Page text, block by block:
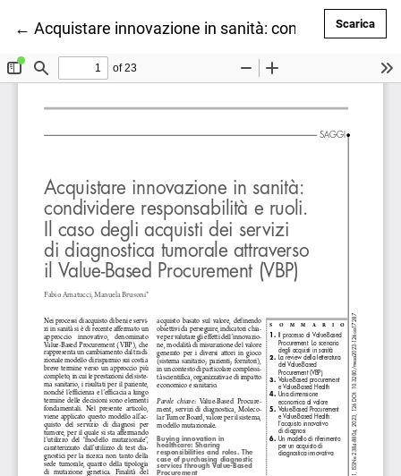
←Ritorna ai dettagli dell'articolo
Acquistare innovazione in sanità: condividereScarica